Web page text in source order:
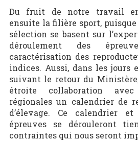
Du fruit de notre travail
ensuite la filière sport, puisque
sélection se basent sur
déroulement des
caractérisation des
indices. Aussi, dans les jours
suivant le retour du
étroite collaboration
régionales un calendrier de
d’élevage. Ce calendrier
épreuves se dérouleront
contraintes qui nous seront